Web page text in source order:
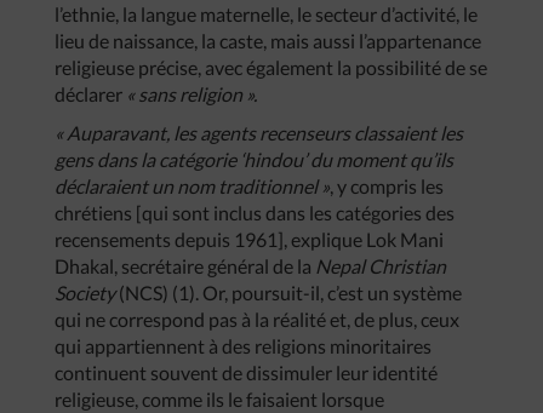
l’ethnie, la langue maternelle, le secteur d’activité, le
lieu de naissance, la caste, mais aussi l’appartenance
religieuse précise, avec également la possibilité de se
déclarer « sans religion ».
« Auparavant, les agents recenseurs classaient les
gens dans la catégorie ‘hindou’ du moment qu’ils
déclaraient un nom traditionnel »,y compris les
chrétiens [qui sont inclus dans les catégories des
recensements depuis 1961], explique Lok Mani
Dhakal, secrétaire général de la Nepal Christian
Society(NCS) (1). Or, poursuit-il, c’est un système
qui ne correspond pas à la réalité et, de plus, ceux
qui appartiennent à des religions minoritaires
continuent souvent de dissimuler leur identité
religieuse, comme ils le faisaient lorsque